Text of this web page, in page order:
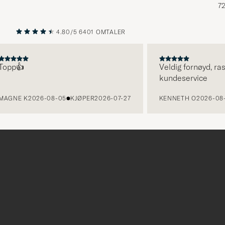
NESTE
4.80/5 6401 OMTALER
K 2026-08-05 KJØPER2026-07-27
Veldig fornøyd, rask
kundeservice
KENNETH O2026-08-05